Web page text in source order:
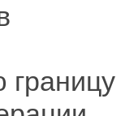
границу